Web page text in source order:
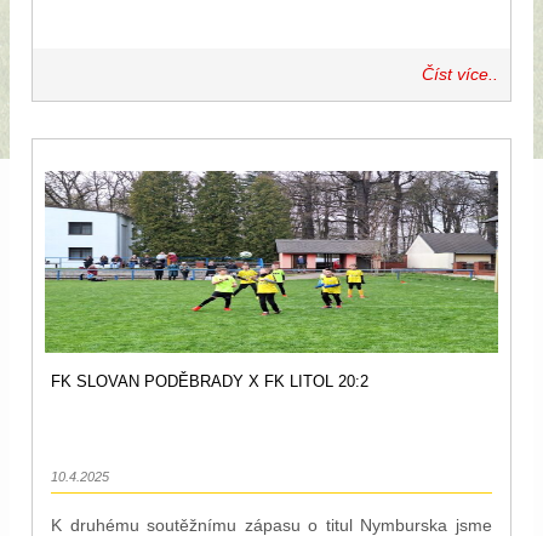
Číst více..
FK SLOVAN PODĚBRADY X FK LITOL 20:2
10.4.2025
K druhému soutěžnímu zápasu o titul Nymburska jsme